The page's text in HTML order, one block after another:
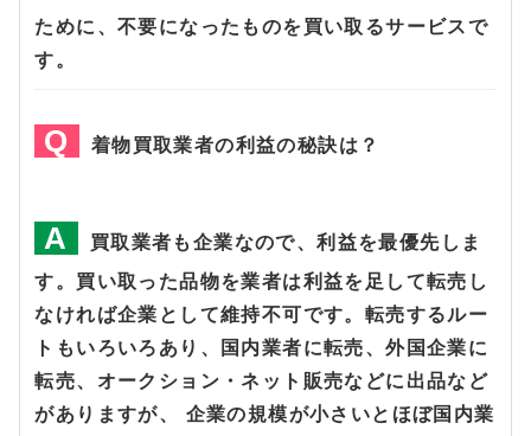
ために、不要になったものを買い取るサービスで
す。
着物買取業者の利益の秘訣は？
買取業者も企業なので、利益を最優先しま
す。買い取った品物を業者は利益を足して転売し
なければ企業として維持不可です。転売するルー
トもいろいろあり、国内業者に転売、外国企業に
転売、オークション・ネット販売などに出品など
がありますが、 企業の規模が小さいとほぼ国内業